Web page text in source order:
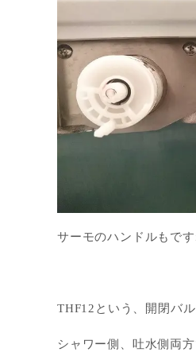
サーモのハンドルもです
THF12という、開閉バ
シャワー側、吐水側両方